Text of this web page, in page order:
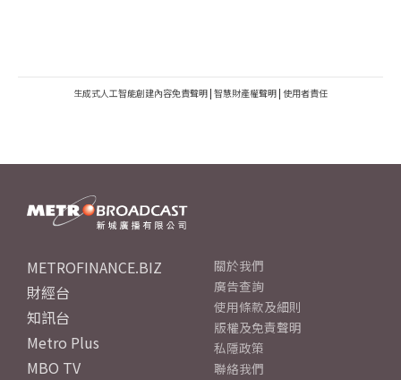
生成式人工智能創建內容免責聲明 | 智慧財產權聲明 | 使用者責任
METROFINANCE.BIZ
財經台
知訊台
Metro Plus
MBO TV
關於我們
廣告查詢
使用條款及細則
版權及免責聲明
私隱政策
聯絡我們